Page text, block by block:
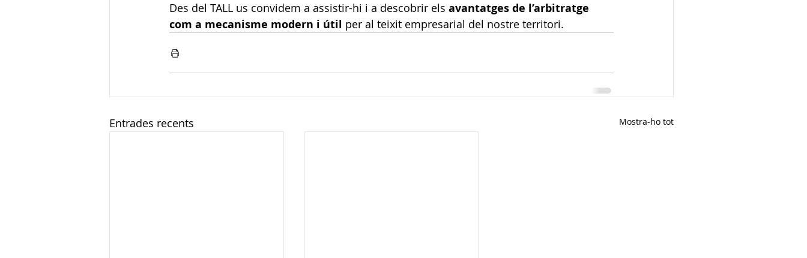
Des del TALL us convidem a assistir-hi i a descobrir els avantatges de l’arbitratge
com a mecanisme modern i útil per al teixit empresarial del nostre territori.
Entrades recents Mostra-ho tot